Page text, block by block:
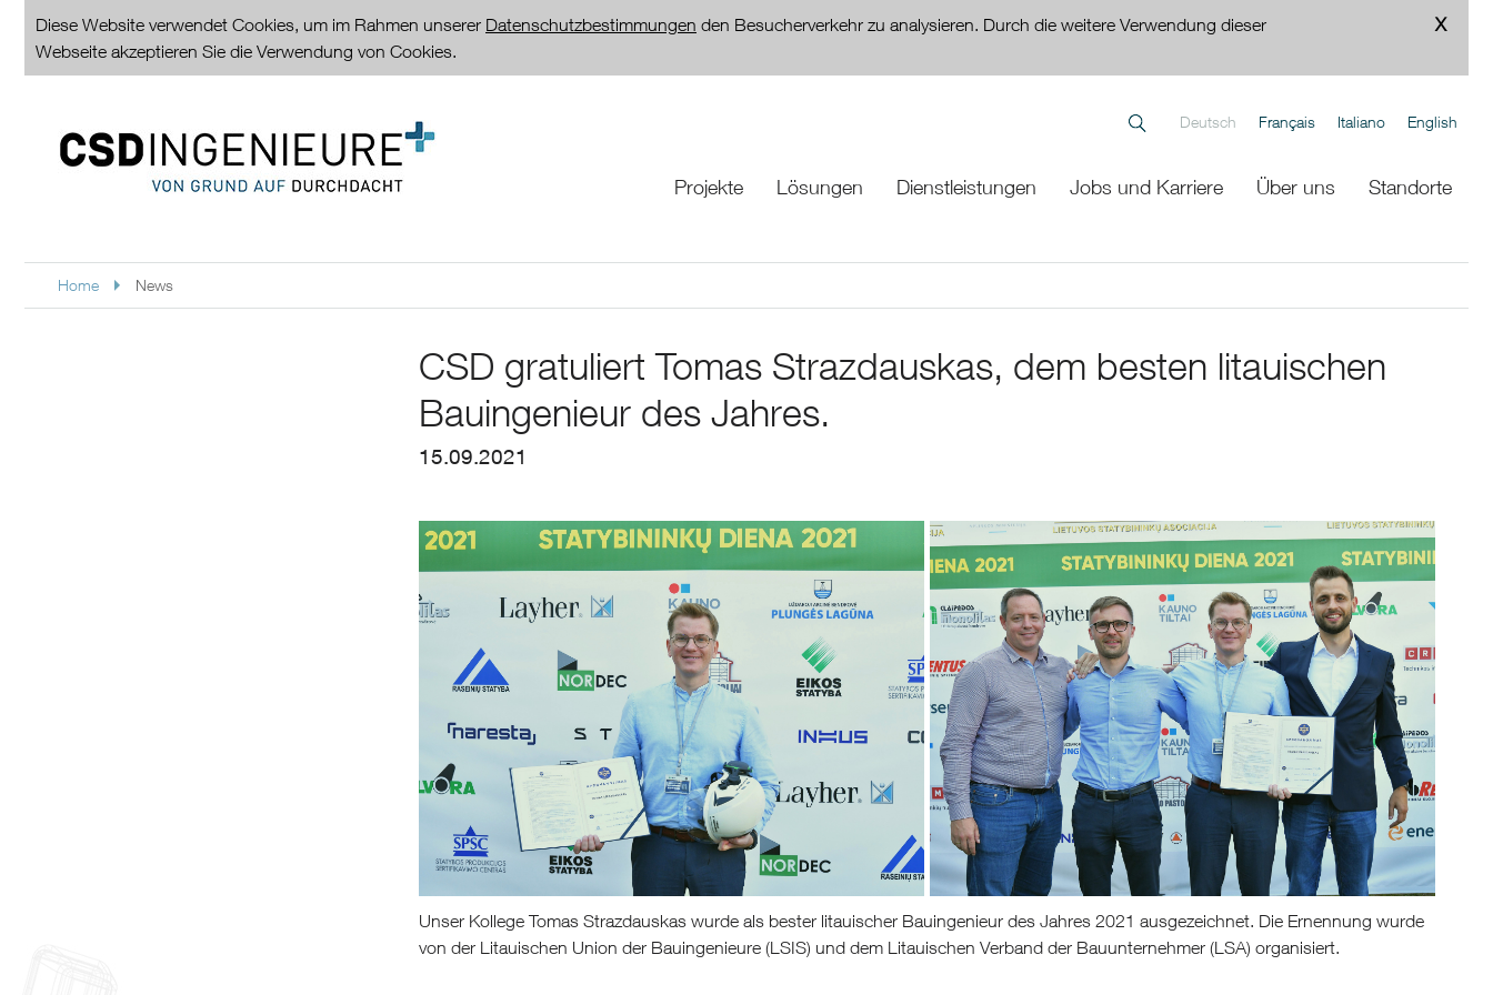
Diese Website verwendet Cookies, um im Rahmen unserer Datenschutzbestimmungen den Besucherverkehr zu analysieren. Durch die weitere Verwendung dieser
Webseite akzeptieren Sie die Verwendung von Cookies.
Deutsch Français Italiano English
Projekte Lösungen Dienstleistungen Jobs und Karriere Über uns Standorte
Home News
CSD gratuliert Tomas Strazdauskas, dem besten litauischen
Bauingenieur des Jahres.
15.09.2021
Unser Kollege Tomas Strazdauskas wurde als bester litauischer Bauingenieur des Jahres 2021 ausgezeichnet. Die Ernennung wurde
von der Litauischen Union der Bauingenieure (LSIS) und dem Litauischen Verband der Bauunternehmer (LSA) organisiert.